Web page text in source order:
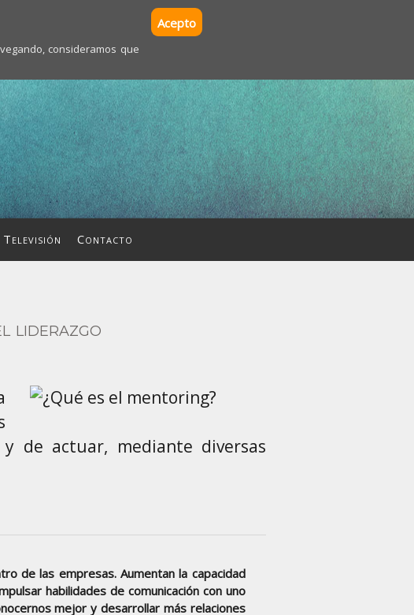
consideramos que
Acepto
Televisión Contacto
liderazgo
de actuar, mediante diversas
de las empresas. Aumentan la capacidad
habilidades de comunicación con uno
mejor y desarrollar más relaciones